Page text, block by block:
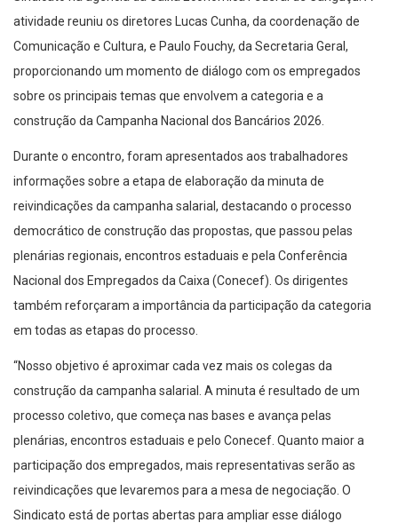
atividade reuniu os diretores Lucas Cunha, da coordenação de
Comunicação e Cultura, e Paulo Fouchy, da Secretaria Geral,
proporcionando um momento de diálogo com os empregados
sobre os principais temas que envolvem a categoria e a
construção da Campanha Nacional dos Bancários 2026.
Durante o encontro, foram apresentados aos trabalhadores
informações sobre a etapa de elaboração da minuta de
reivindicações da campanha salarial, destacando o processo
democrático de construção das propostas, que passou pelas
plenárias regionais, encontros estaduais e pela Conferência
Nacional dos Empregados da Caixa (Conecef). Os dirigentes
também reforçaram a importância da participação da categoria
em todas as etapas do processo.
“Nosso objetivo é aproximar cada vez mais os colegas da
construção da campanha salarial. A minuta é resultado de um
processo coletivo, que começa nas bases e avança pelas
plenárias, encontros estaduais e pelo Conecef. Quanto maior a
participação dos empregados, mais representativas serão as
reivindicações que levaremos para a mesa de negociação. O
Sindicato está de portas abertas para ampliar esse diálogo